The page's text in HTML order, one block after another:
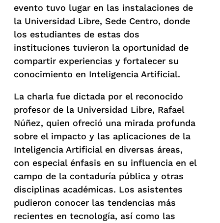
evento tuvo lugar en las instalaciones de
la Universidad Libre, Sede Centro, donde
los estudiantes de estas dos
instituciones tuvieron la oportunidad de
compartir experiencias y fortalecer su
conocimiento en Inteligencia Artificial.
La charla fue dictada por el reconocido
profesor de la Universidad Libre, Rafael
Núñez, quien ofreció una mirada profunda
sobre el impacto y las aplicaciones de la
Inteligencia Artificial en diversas áreas,
con especial énfasis en su influencia en el
campo de la contaduría pública y otras
disciplinas académicas. Los asistentes
pudieron conocer las tendencias más
recientes en tecnología, así como las